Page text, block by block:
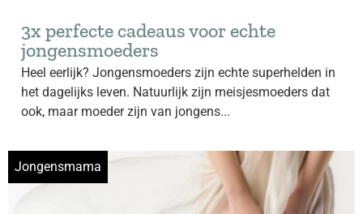
3x perfecte cadeaus voor echte
jongensmoeders
Heel eerlijk? Jongensmoeders zijn echte superhelden in
het dagelijks leven. Natuurlijk zijn meisjesmoeders dat
ook, maar moeder zijn van jongens...
Jongensmama